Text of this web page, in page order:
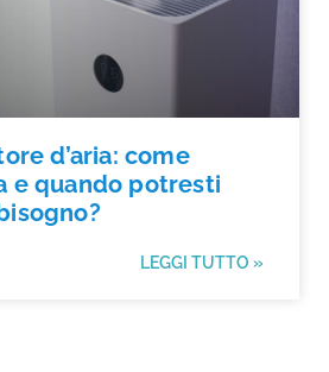
d’aria: come
e quando potresti
LEGGI TUTTO »